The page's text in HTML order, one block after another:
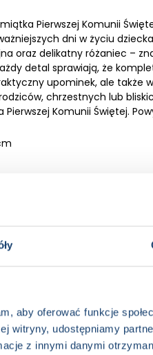
aby oferować funkcje
witryny, udostępniamy
z innymi danymi
Pierwszej Komunii
dni w życiu
oraz delikatny różaniec –
detal sprawiają, że
upominek, ale także
chrzestnych lub
Komunii Świętej.
Religia, Pierwsza Komunia